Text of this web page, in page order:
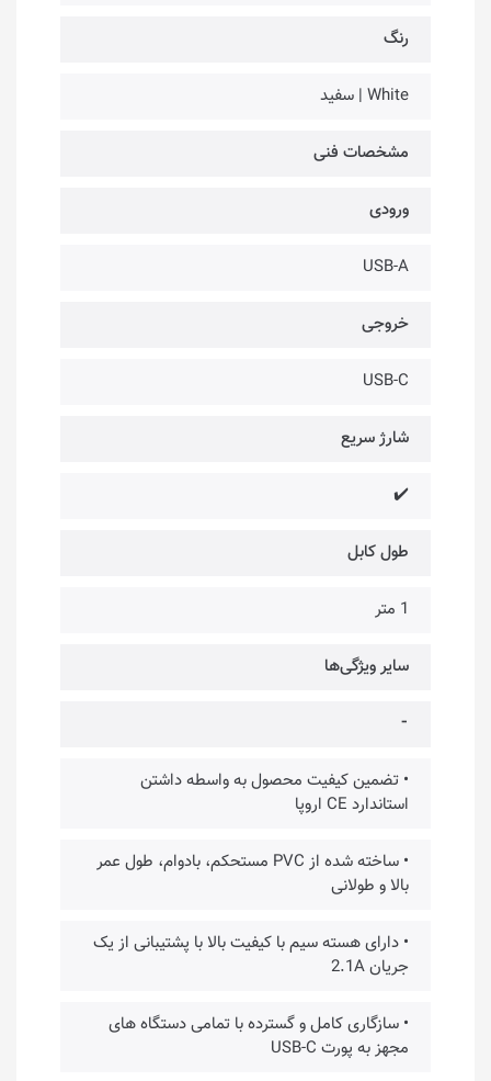
رنگ
White | سفید
مشخصات فنی
ورودی
USB-A
خروجی
USB-C
شارژ سریع
✔️
طول کابل
1 متر
سایر ویژگی‌ها
⁃
• تضمین کیفیت محصول به واسطه داشتن
استاندارد CE اروپا
• ساخته شده از PVC مستحکم، بادوام، طول عمر
بالا و طولانی
• دارای هسته سیم با کیفیت بالا با پشتیبانی از یک
جریان 2.1A
• سازگاری کامل و گسترده با تمامی دستگاه های
مجهز به پورت USB-C